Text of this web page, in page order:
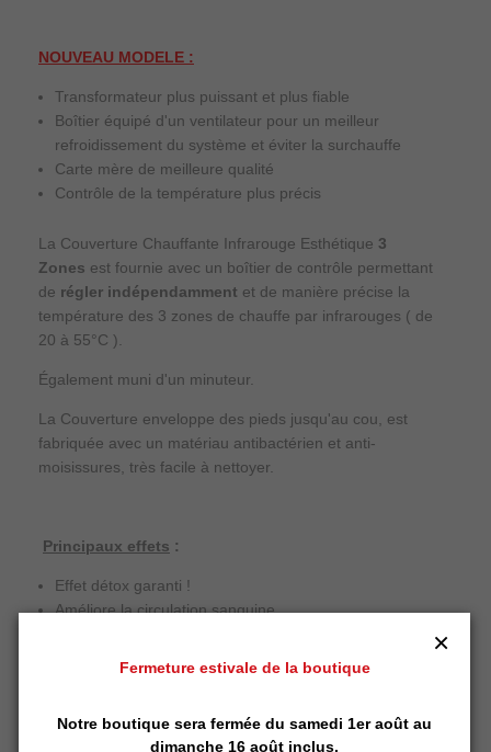
NOUVEAU MODELE :
Transformateur plus puissant et plus fiable
Boîtier équipé d'un ventilateur pour un meilleur
refroidissement du système et éviter la surchauffe
Carte mère de meilleure qualité
Contrôle de la température plus précis
La Couverture Chauffante Infrarouge Esthétique 3
Zones est fournie avec un boîtier de contrôle permettant
de régler indépendamment et de manière précise la
température des 3 zones de chauffe par infrarouges ( de
20 à 55°C ).
Également muni d'un minuteur.
La Couverture enveloppe des pieds jusqu'au cou, est
fabriquée avec un matériau antibactérien et anti-
moisissures, très facile à nettoyer.
Principaux effets :
Effet détox garanti !
Améliore la circulation sanguine
Amincissant
Anticellulite
Fermeture estivale de la boutique
Notre boutique sera fermée du samedi 1er août au
dimanche 16 août inclus.
×